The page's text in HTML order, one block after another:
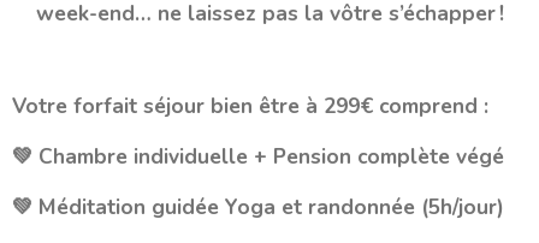
week-end… ne laissez pas la vôtre s’échapper !
Votre forfait séjour bien être à 299€ comprend :
💚 Chambre individuelle + Pension complète végé
💚 Méditation guidée Yoga et randonnée (5h/jour)